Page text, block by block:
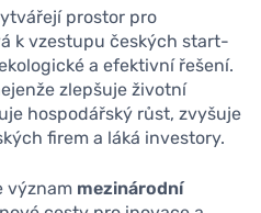
prostor pro
k vzestupu českých start-
a efektivní řešení.
zlepšuje životní
hospodářský růst, zvyšuje
firem a láká investory.
význam mezinárodní